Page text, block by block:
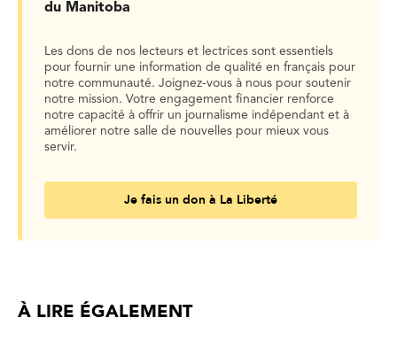
du Manitoba
Les dons de nos lecteurs et lectrices sont essentiels
pour fournir une information de qualité en français pour
notre communauté. Joignez-vous à nous pour soutenir
notre mission. Votre engagement financier renforce
notre capacité à offrir un journalisme indépendant et à
améliorer notre salle de nouvelles pour mieux vous
servir.
Je fais un don à La Liberté
À LIRE ÉGALEMENT